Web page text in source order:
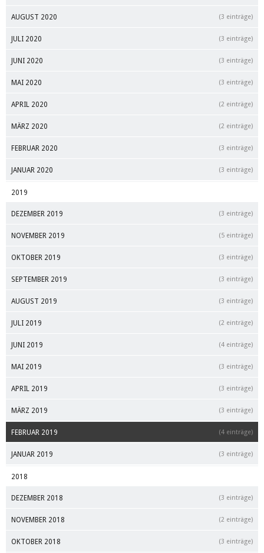
AUGUST 2020 (3 einträge)
JULI 2020 (3 einträge)
JUNI 2020 (3 einträge)
MAI 2020 (3 einträge)
APRIL 2020 (2 einträge)
MÄRZ 2020 (2 einträge)
FEBRUAR 2020 (3 einträge)
JANUAR 2020 (3 einträge)
2019
DEZEMBER 2019 (3 einträge)
NOVEMBER 2019 (5 einträge)
OKTOBER 2019 (3 einträge)
SEPTEMBER 2019 (3 einträge)
AUGUST 2019 (3 einträge)
JULI 2019 (2 einträge)
JUNI 2019 (4 einträge)
MAI 2019 (3 einträge)
APRIL 2019 (3 einträge)
MÄRZ 2019 (3 einträge)
FEBRUAR 2019 (4 einträge)
JANUAR 2019 (3 einträge)
2018
DEZEMBER 2018 (3 einträge)
NOVEMBER 2018 (2 einträge)
OKTOBER 2018 (3 einträge)